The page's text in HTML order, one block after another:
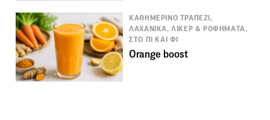
ΚΑΘΗΜΕΡΙΝΟ ΤΡΑΠΕΖΙ,
ΛΑΧΑΝΙΚΑ, ΛΙΚΕΡ & ΡΟΦΗΜΑΤΑ,
ΣΤΟ ΠΙ ΚΑΙ ΦΙ
Orange boost